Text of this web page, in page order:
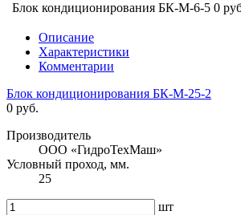
Блок кондиционирования БК-М-6-5 0
Описание
Характеристики
Комментарии
Блок кондиционирования БК-М-25-2
0 руб.
Производитель
ООО «ГидроТехМаш»
Условный проход, мм.
25
шт